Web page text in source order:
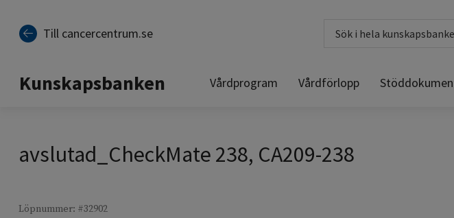
Till cancercentrum.se
Kunskapsbanken Vårdprogram Vårdförlopp
avslutad_CheckMate 238, CA209-238
Löpnummer: #32902